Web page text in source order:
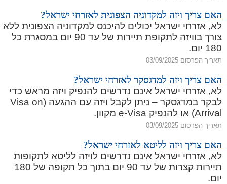
האם צריך ויזה למקדוניה הצפונית לאזרחי ישראל?
לא, אזרחי ישראל יכולים להיכנס למקדוניה הצפונית ללא
צורך בוויזה לתקופת תיירות של עד 90 יום במסגרת כל
180 יום.
תאריך הפרסום 03/09/2025
האם צריך ויזה למדגסקר לאזרחי ישראל?
לא, אזרחי ישראל אינם נדרשים להנפיק ויזה מראש כדי
לבקר במדגסקר – ניתן לקבל ויזה עם ההגעה (Visa on
Arrival) או להנפיק e-Visa מקוון.
תאריך הפרסום 03/09/2025
האם צריך ויזה לליטא לאזרחי ישראל?
לא, אזרחי ישראל אינם נדרשים לויזה לליטא לתקופות
תיירות קצרות של עד 90 יום בתוך כל תקופה של 180
יום.